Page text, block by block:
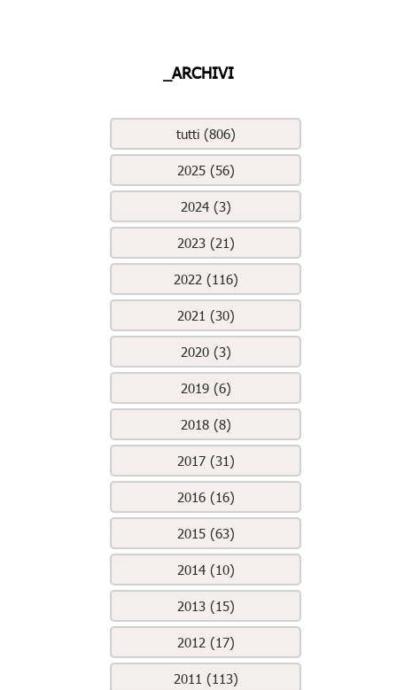
_ARCHIVI
tutti (806)
2025 (56)
2024 (3)
2023 (21)
2022 (116)
2021 (30)
2020 (3)
2019 (6)
2018 (8)
2017 (31)
2016 (16)
2015 (63)
2014 (10)
2013 (15)
2012 (17)
2011 (113)